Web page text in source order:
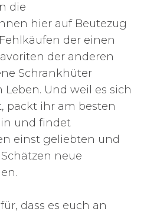
die
hier auf Beutezug
der einen
der anderen
Schrankhüter
Und weil es sich
packt ihr am besten
und findet
einst geliebten und
neue
dass es euch an